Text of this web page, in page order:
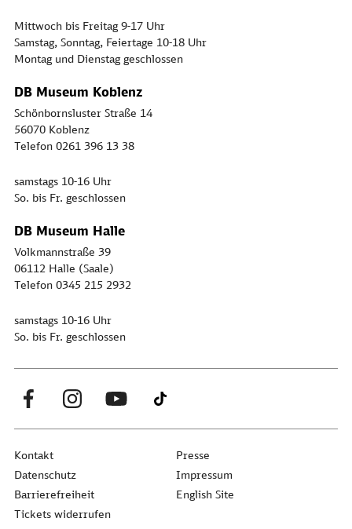
Mittwoch bis Freitag 9-17 Uhr
Samstag, Sonntag, Feiertage 10-18 Uhr
Montag und Dienstag geschlossen
DB Museum Koblenz
Schönbornsluster Straße 14
56070 Koblenz
Telefon 0261 396 13 38
samstags 10-16 Uhr
So. bis Fr. geschlossen
DB Museum Halle
Volkmannstraße 39
06112 Halle (Saale)
Telefon 0345 215 2932
samstags 10-16 Uhr
So. bis Fr. geschlossen
Kontakt
Presse
Datenschutz
Impressum
Barrierefreiheit
English Site
Tickets widerrufen